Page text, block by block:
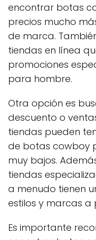
encontrar botas
precios mucho
de marca.
tiendas en línea
promociones
para hombre.
Otra opción es
descuento o
tiendas pueden
de botas cowboy
muy bajos.
tiendas
a menudo tienen
estilos y marcas a
Es importante